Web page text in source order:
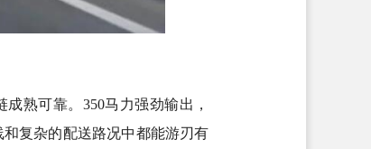
熟可靠。350马力强劲输出，
复杂的配送路况中都能游刃有